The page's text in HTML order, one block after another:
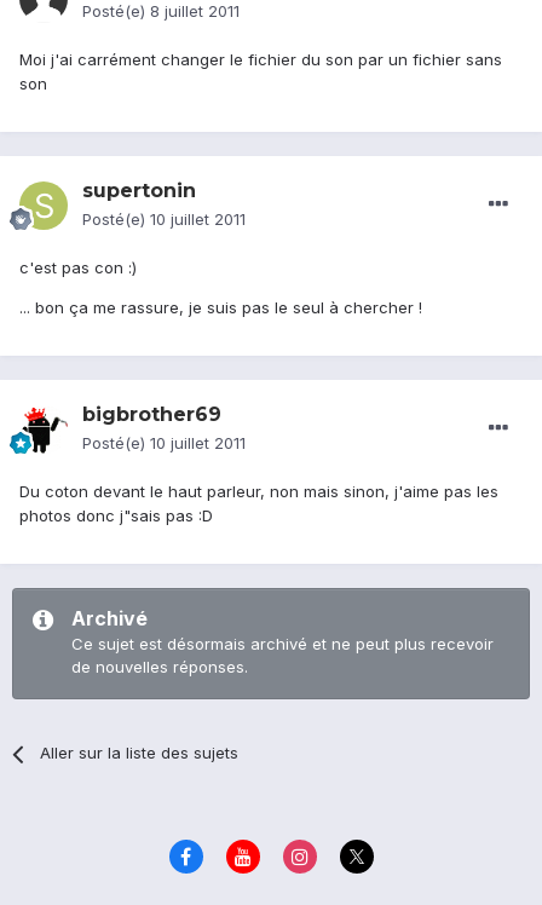
Posté(e) 8 juillet 2011
Moi j'ai carrément changer le fichier du son par un fichier sans
son
supertonin
Posté(e) 10 juillet 2011
c'est pas con :)
... bon ça me rassure, je suis pas le seul à chercher !
bigbrother69
Posté(e) 10 juillet 2011
Du coton devant le haut parleur, non mais sinon, j'aime pas les
photos donc j"sais pas :D
Archivé
Ce sujet est désormais archivé et ne peut plus recevoir
de nouvelles réponses.
Aller sur la liste des sujets